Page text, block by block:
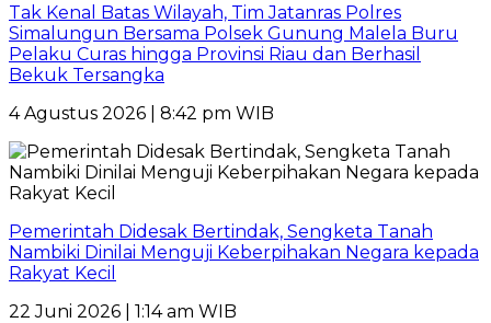
Tak Kenal Batas Wilayah, Tim Jatanras Polres
Simalungun Bersama Polsek Gunung Malela Buru
Pelaku Curas hingga Provinsi Riau dan Berhasil
Bekuk Tersangka
4 Agustus 2026 | 8:42 pm WIB
Pemerintah Didesak Bertindak, Sengketa Tanah
Nambiki Dinilai Menguji Keberpihakan Negara kepada
Rakyat Kecil
22 Juni 2026 | 1:14 am WIB